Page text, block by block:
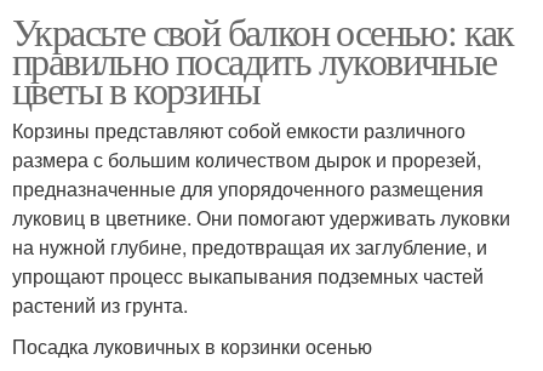
Украсьте свой балкон осенью: как
правильно посадить луковичные
цветы в корзины
Корзины представляют собой емкости различного
размера с большим количеством дырок и прорезей,
предназначенные для упорядоченного размещения
луковиц в цветнике. Они помогают удерживать луковки
на нужной глубине, предотвращая их заглубление, и
упрощают процесс выкапывания подземных частей
растений из грунта.
Посадка луковичных в корзинки осенью